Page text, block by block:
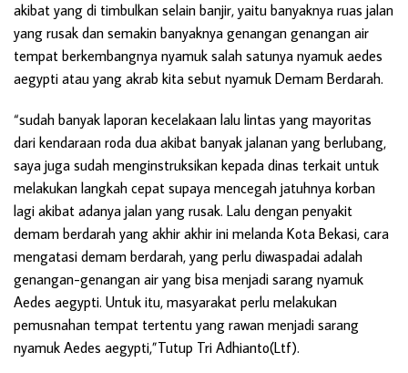
akibat yang di timbulkan selain banjir, yaitu banyaknya ruas jalan
yang rusak dan semakin banyaknya genangan genangan air
tempat berkembangnya nyamuk salah satunya nyamuk aedes
aegypti atau yang akrab kita sebut nyamuk Demam Berdarah.
“sudah banyak laporan kecelakaan lalu lintas yang mayoritas
dari kendaraan roda dua akibat banyak jalanan yang berlubang,
saya juga sudah menginstruksikan kepada dinas terkait untuk
melakukan langkah cepat supaya mencegah jatuhnya korban
lagi akibat adanya jalan yang rusak. Lalu dengan penyakit
demam berdarah yang akhir akhir ini melanda Kota Bekasi, cara
mengatasi demam berdarah, yang perlu diwaspadai adalah
genangan-genangan air yang bisa menjadi sarang nyamuk
Aedes aegypti. Untuk itu, masyarakat perlu melakukan
pemusnahan tempat tertentu yang rawan menjadi sarang
nyamuk Aedes aegypti,”Tutup Tri Adhianto(Ltf).